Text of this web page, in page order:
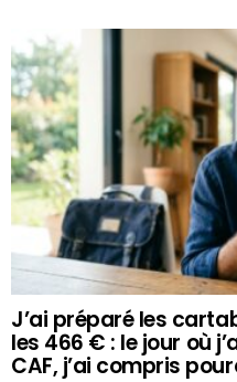
J’ai préparé les
les 466 € : le jour où
CAF, j’ai compris